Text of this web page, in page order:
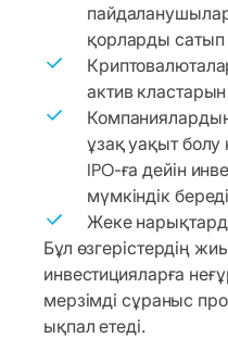
қорларды сатып
актив
ұзақ уақыт болу
IPO-ға дейін
мүмкіндік
Жеке
Бұл өзгерістердің
инвестицияларға
мерзімді сұраныс
ықпал етеді.